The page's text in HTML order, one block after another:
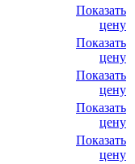
Показать
цену
Показать
цену
Показать
цену
Показать
цену
Показать
цену